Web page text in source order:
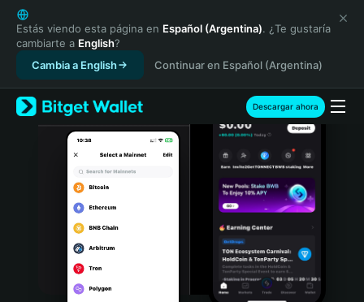
English
日本語
Tiếng Việt
Русский
Español (Latinoamérica)
Türkçe
Italiano
Português (Portugal)
Bahasa Indonesia
Estás viendo esta página en Español (Argentina). ¿Te gustaría
cambiarte a English?
Cambia a English
Continuar en Español (Argentina)
Descargar ahora